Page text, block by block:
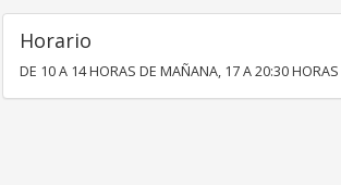
Horario
DE 10 A 14 HORAS DE MAÑANA, 17 A 20:30 HORAS